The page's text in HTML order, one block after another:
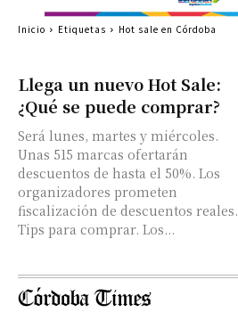
Llega un nuevo Hot Sale:
¿Qué se puede comprar?
Será lunes, martes y miércoles.
Unas 515 marcas ofertarán
descuentos de hasta el 50%. Los
organizadores prometen
fiscalización de descuentos reales.
Tips para comprar. Los...
Inicio Etiquetas Hot sale en Córdoba